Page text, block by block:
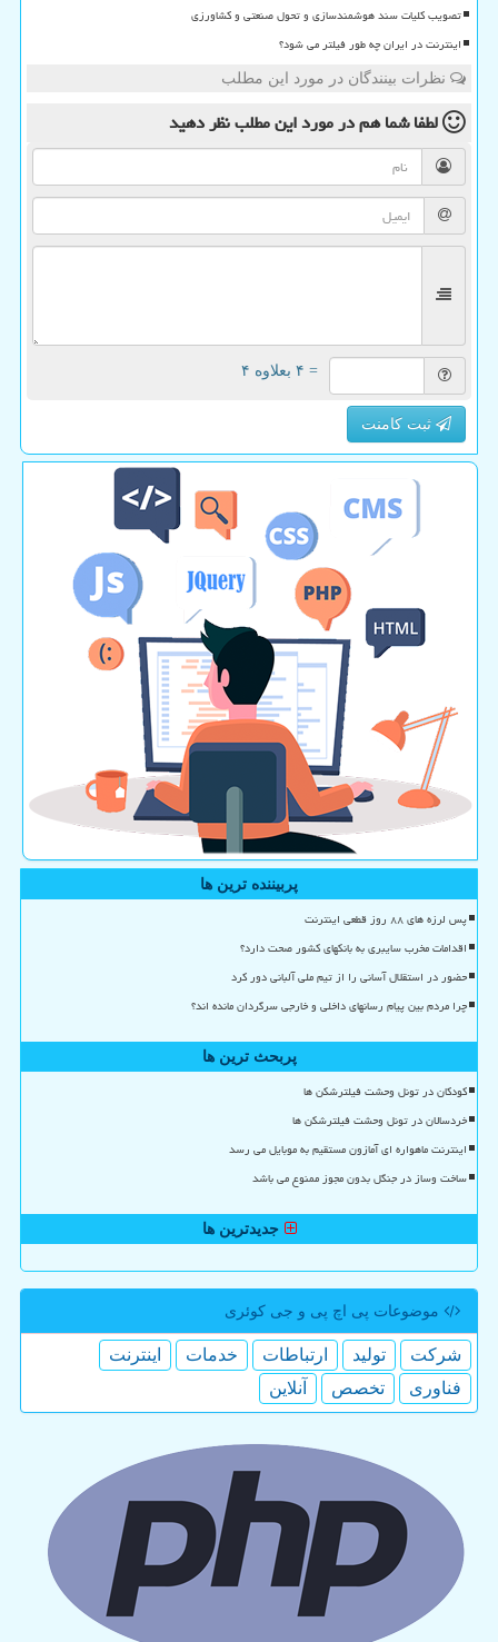
تصویب کلیات سند هوشمندسازی و تحول صنعتی و کشاورزی
اینترنت در ایران چه طور فیلتر می شود؟
نظرات بینندگان در مورد این مطلب
لطفا شما همدر مورد این مطلبنظر دهید
= ۴ بعلاوه ۴
ثبت کامنت
پربیننده ترین ها
پس لرزه های ۸۸ روز قطعی اینترنت
اقدامات مخرب سایبری به بانکهای کشور صحت دارد؟
حضور در استقلال آسانی را از تیم ملی آلبانی دور کرد
چرا مردم بین پیام رسانهای داخلی و خارجی سرگردان مانده اند؟
پربحث ترین ها
کودکان در تونل وحشت فیلترشکن ها
خردسالان در تونل وحشت فیلترشکن ها
اینترنت ماهواره ای آمازون مستقیم به موبایل می رسد
ساخت وساز در جنگل بدون مجوز ممنوع می باشد
جدیدترین ها
موضوعات پی اچ پی و جی كوئری
شركت تولید ارتباطات خدمات
اینترنت
فناوری
تخصص آنلاین